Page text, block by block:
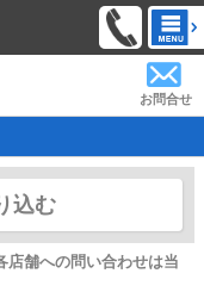
お問合せ
込む
舗への問い合わせは当